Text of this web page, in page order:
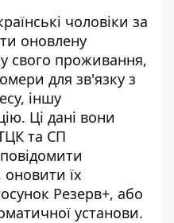
чоловіки за
оновлену
свого проживання,
для зв'язку з
іншу
Ці дані вони
та СП
їх
Резерв+, або
установи.